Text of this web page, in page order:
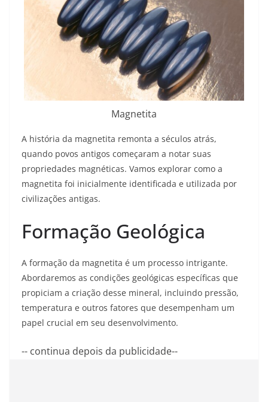
Magnetita
A história da magnetita remonta a séculos atrás,
quando povos antigos começaram a notar suas
propriedades magnéticas. Vamos explorar como a
magnetita foi inicialmente identificada e utilizada por
civilizações antigas.
Formação Geológica
A formação da magnetita é um processo intrigante.
Abordaremos as condições geológicas específicas que
propiciam a criação desse mineral, incluindo pressão,
temperatura e outros fatores que desempenham um
papel crucial em seu desenvolvimento.
-- continua depois da publicidade--